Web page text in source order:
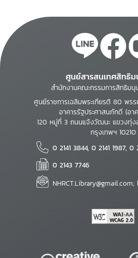
ศูนย์สารสนเทศสิทธิ
สำนักงานคณะกรรมการสิทธิม
ศูนย์ราชการเฉลิมพระเกียรติ 80 พร
อาคารรัฐประศาสนภักดี (อา
120 หมู่ที่ 3 ถนนแจ้งวัฒนะ แขวงทุ่
กรุงเทพฯ 10210
0 2141 3844, 0 2141 1987, 0
0 2143 7746